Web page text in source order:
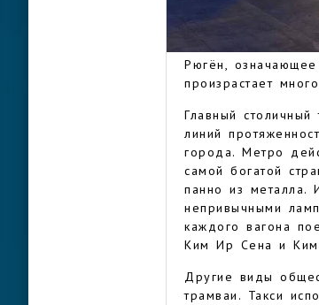
Пхёнан-Намдо.
независимость от
Рюгён, означающее
произрастает
Главный
линий
города. Метро
самой богатой
панно из металла.
непривычными
каждого вагона
Ким Ир Сена и Ким
Другие виды
трамваи. Такси